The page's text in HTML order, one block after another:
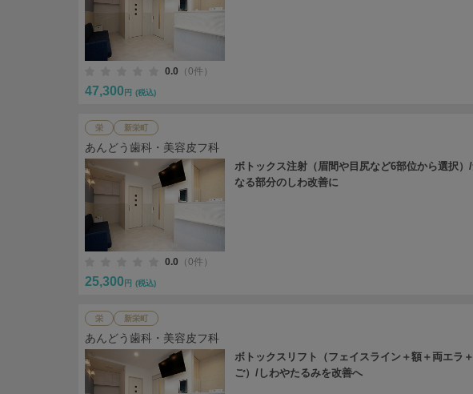
0.0 （0件）
47,300 円 (税込)
栄 新栄町
あんどう歯科・美容皮フ科
ボトックス注射（眉間や目尻など6部位から選択）
なる部分のしわ改善に
0.0 （0件）
25,300 円 (税込)
栄 新栄町
あんどう歯科・美容皮フ科
ボトックスリフト（フェイスライン＋額＋両エラ
ご）/しわやたるみを改善へ